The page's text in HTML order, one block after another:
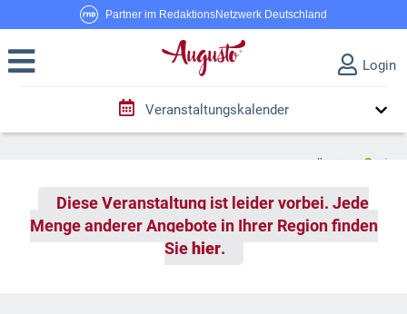
Partner im RedaktionsNetzwerk Deutschland
Login
Veranstaltungskalender
Diese Veranstaltung ist leider vorbei. Jede
Menge anderer Angebote in Ihrer Region finden
Sie hier.